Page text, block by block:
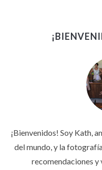
¡Bienvenidos! Soy Kath,
del mundo, y la
recomendaciones y